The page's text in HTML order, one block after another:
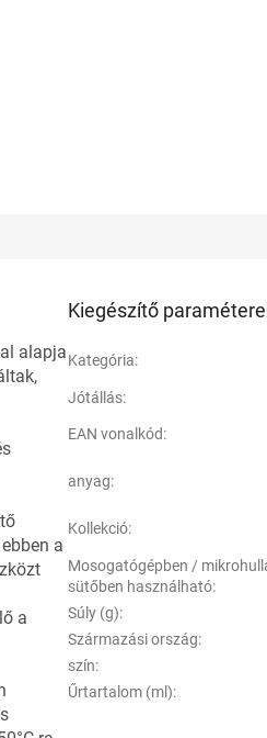
alapja
a
a
Kiegészítő
Kategória:
Jótállás:
EAN vonalkód:
anyag:
Kollekció:
Mosogatógépben /
sütőben használható:
Súly (g):
Származási ország:
szín:
Űrtartalom (ml):